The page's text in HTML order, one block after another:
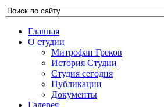
Главная
О студии
Митрофан Греков
История Студии
Студия сегодня
Публикации
Документы
Галерея